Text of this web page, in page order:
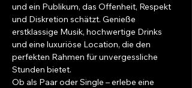
und ein Publikum, das Offenheit, Respekt
und Diskretion schätzt. Genieße
erstklassige Musik, hochwertige Drinks
und eine luxuriöse Location, die den
perfekten Rahmen für unvergessliche
Stunden bietet.
Ob als Paar oder Single – erlebe eine